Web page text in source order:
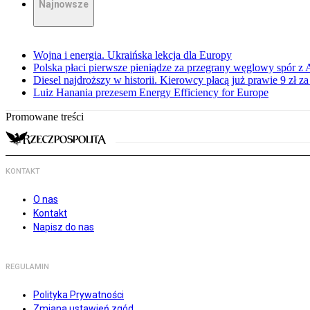
Najnowsze
Wojna i energia. Ukraińska lekcja dla Europy
Polska płaci pierwsze pieniądze za przegrany węglowy spór z
Diesel najdroższy w historii. Kierowcy płacą już prawie 9 zł
Luiz Hanania prezesem Energy Efficiency for Europe
Promowane treści
KONTAKT
O nas
Kontakt
Napisz do nas
REGULAMIN
Polityka Prywatności